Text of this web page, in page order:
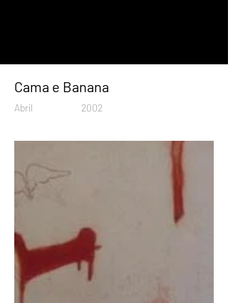
Cama e Banana
Abril 2002